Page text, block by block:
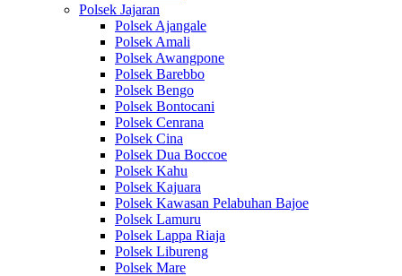
Polsek Jajaran
Polsek Ajangale
Polsek Amali
Polsek Awangpone
Polsek Barebbo
Polsek Bengo
Polsek Bontocani
Polsek Cenrana
Polsek Cina
Polsek Dua Boccoe
Polsek Kahu
Polsek Kajuara
Polsek Kawasan Pelabuhan Bajoe
Polsek Lamuru
Polsek Lappa Riaja
Polsek Libureng
Polsek Mare